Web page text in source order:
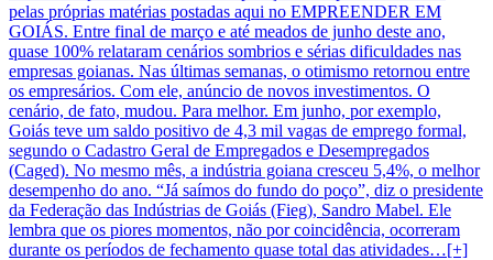
pelas próprias matérias postadas aqui no EMPREENDER EM
GOIÁS. Entre final de março e até meados de junho deste ano,
quase 100% relataram cenários sombrios e sérias dificuldades nas
empresas goianas. Nas últimas semanas, o otimismo retornou entre
os empresários. Com ele, anúncio de novos investimentos. O
cenário, de fato, mudou. Para melhor. Em junho, por exemplo,
Goiás teve um saldo positivo de 4,3 mil vagas de emprego formal,
segundo o Cadastro Geral de Empregados e Desempregados
(Caged). No mesmo mês, a indústria goiana cresceu 5,4%, o melhor
desempenho do ano. “Já saímos do fundo do poço”, diz o presidente
da Federação das Indústrias de Goiás (Fieg), Sandro Mabel. Ele
lembra que os piores momentos, não por coincidência, ocorreram
durante os períodos de fechamento quase total das atividades…[+]